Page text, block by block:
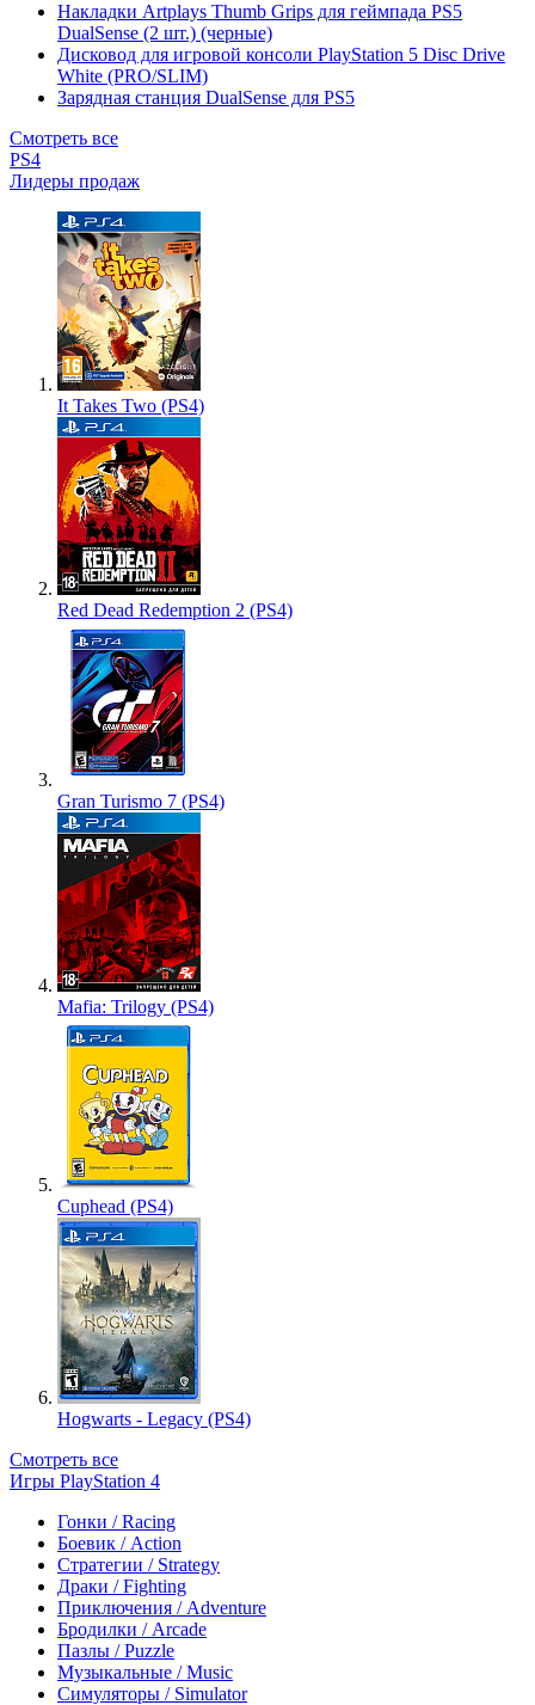
Накладки Artplays Thumb Grips для геймпада PS5
DualSense (2 шт.) (черные)
Дисковод для игровой консоли PlayStation 5 Disc Drive
White (PRO/SLIM)
Зарядная станция DualSense для PS5
Смотреть все
PS4
Лидеры продаж
It Takes Two (PS4)
Red Dead Redemption 2 (PS4)
Gran Turismo 7 (PS4)
Mafia: Trilogy (PS4)
Cuphead (PS4)
Hogwarts - Legacy (PS4)
Смотреть все
Игры PlayStation 4
Гонки / Racing
Боевик / Action
Стратегии / Strategy
Драки / Fighting
Приключения / Adventure
Бродилки / Arcade
Пазлы / Puzzle
Музыкальные / Music
Симуляторы / Simulator